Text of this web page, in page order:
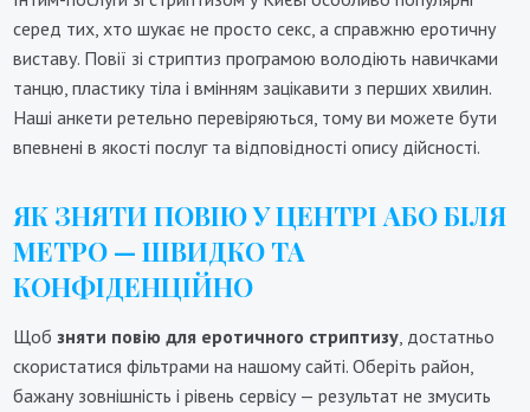
серед тих, хто шукає не просто секс, а справжню еротичну
виставу. Повії зі стриптиз програмою володіють навичками
танцю, пластику тіла і вмінням зацікавити з перших хвилин.
Наші анкети ретельно перевіряються, тому ви можете бути
впевнені в якості послуг та відповідності опису дійсності.
ЯК ЗНЯТИ ПОВІЮ У ЦЕНТРІ АБО БІЛЯ
МЕТРО — ШВИДКО ТА
КОНФІДЕНЦІЙНО
Щобзняти повію для еротичного стриптизу, достатньо
скористатися фільтрами на нашому сайті. Оберіть район,
бажану зовнішність і рівень сервісу — результат не змусить